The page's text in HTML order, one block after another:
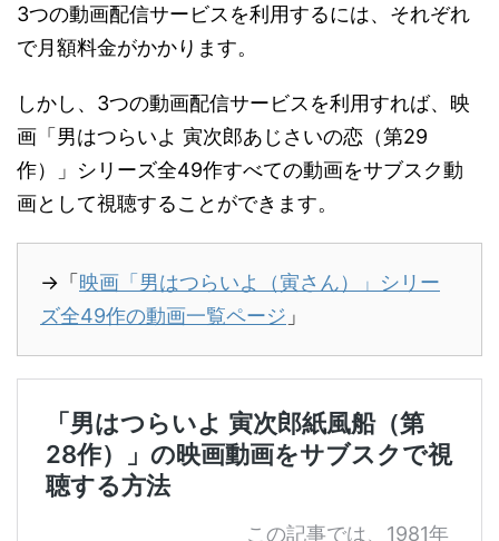
3つの動画配信サービスを利用するには、それぞれ
で月額料金がかかります。
しかし、3つの動画配信サービスを利用すれば、映
画「男はつらいよ 寅次郎あじさいの恋（第29
作）」シリーズ全49作すべての動画をサブスク動
画として視聴することができます。
→「映画「男はつらいよ（寅さん）」シリー
ズ全49作の動画一覧ページ 」